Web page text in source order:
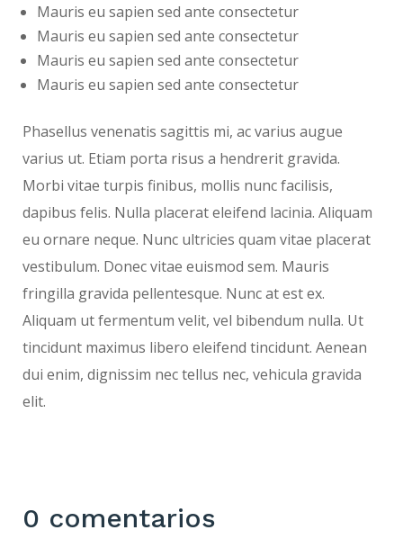
Mauris eu sapien sed ante consectetur
Mauris eu sapien sed ante consectetur
Mauris eu sapien sed ante consectetur
Mauris eu sapien sed ante consectetur
Phasellus venenatis sagittis mi, ac varius augue
varius ut. Etiam porta risus a hendrerit gravida.
Morbi vitae turpis finibus, mollis nunc facilisis,
dapibus felis. Nulla placerat eleifend lacinia. Aliquam
eu ornare neque. Nunc ultricies quam vitae placerat
vestibulum. Donec vitae euismod sem. Mauris
fringilla gravida pellentesque. Nunc at est ex.
Aliquam ut fermentum velit, vel bibendum nulla. Ut
tincidunt maximus libero eleifend tincidunt. Aenean
dui enim, dignissim nec tellus nec, vehicula gravida
elit.
0 comentarios